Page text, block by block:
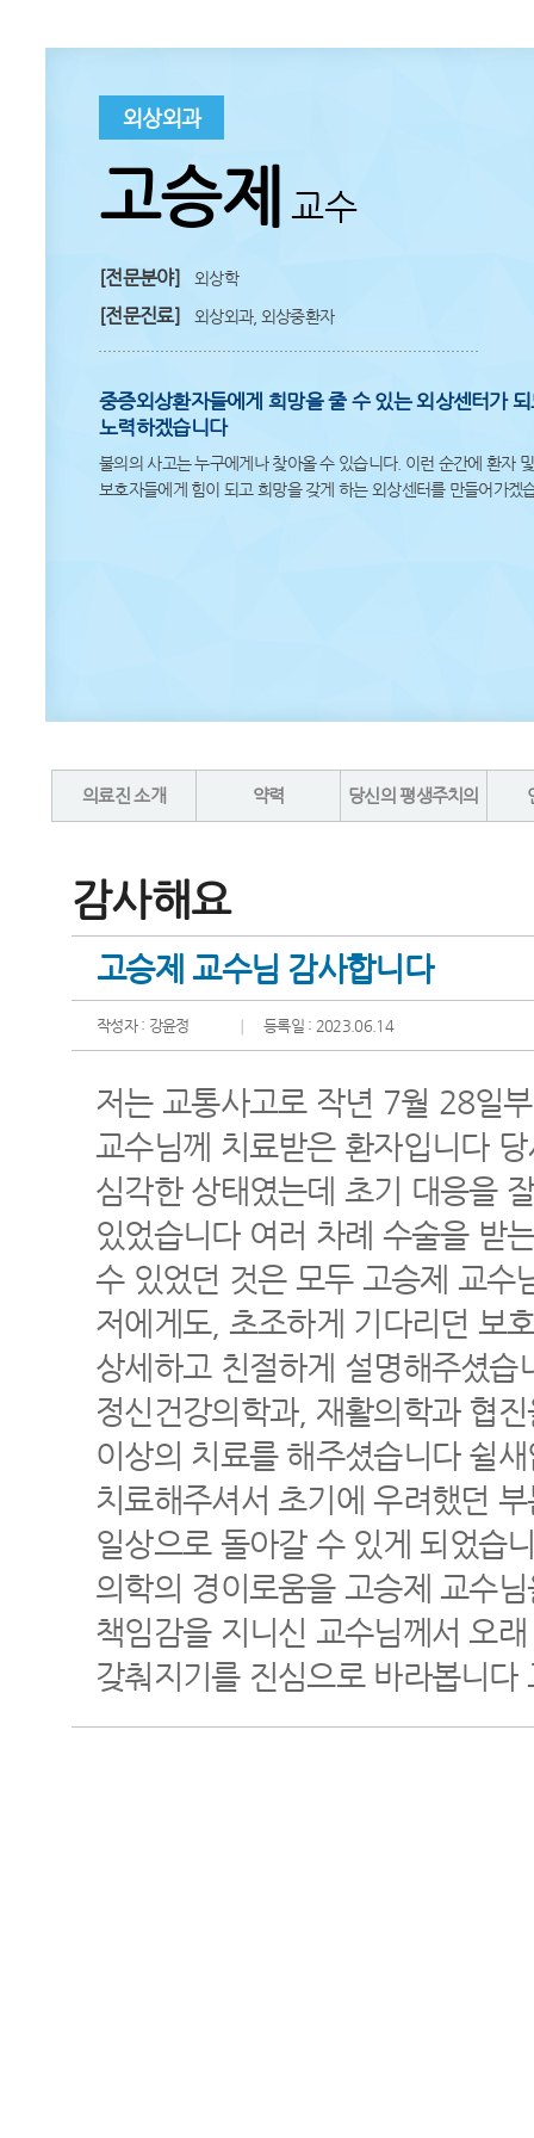
외상외과
고승제 교수
[전문분야] 외상학
[전문진료] 외상외과, 외상중환자
중증외상환자들에게 희망을 줄 수 있는 외상센터가
노력하겠습니다
불의의 사고는 누구에게나 찾아올 수 있습니다. 이런 순간에 환자 및
보호자들에게 힘이 되고 희망을 갖게 하는 외상센터를 만들어가겠
의료진 소개 약력 당신의 평생주치의
감사해요
고승제 교수님 감사합니다
작성자 : 강윤정 등록일 : 2023.06.14
저는 교통사고로 작년 7월 28일
교수님께 치료받은 환자입니다
심각한 상태였는데 초기 대응을
있었습니다 여러 차례 수술을 받
수 있었던 것은 모두 고승제 교수
저에게도, 초조하게 기다리던 보
상세하고 친절하게 설명해주셨
정신건강의학과, 재활의학과 협
이상의 치료를 해주셨습니다 쉴
치료해주셔서 초기에 우려했던
일상으로 돌아갈 수 있게 되었습
의학의 경이로움을 고승제 교수
책임감을 지니신 교수님께서 오
갖춰지기를 진심으로 바라봅니